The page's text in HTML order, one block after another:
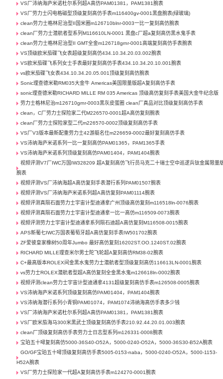
VS厂沛纳海庐米诺杜尔系列超A高仿PAM01381，PAM1381腕表
VS厂劳力士闪电格磁型顶级复刻高仿手表m116400gv-0001黑盘腕表(绿玻璃)
clean劳力士格林尼治型II国米圈m126710blnr-0003一比一复刻高仿腕表
clean厂劳力士潜航者型系列M116610LN-0001 黑盘c厂超a复刻高仿黑水鬼手表
clean劳力士格林尼治型II GMT全金m126718grnr-0001高端复刻高仿手表腕表
VS顶级欧米茄碟飞女表超级复刻高仿434.10.34.20.03.002腕表
VS欧米茄碟飞系列女士手表最好复刻高仿手表434.10.34.20.10.001腕表
vs欧米茄碟飞女表434.10.34.20.05.001顶级复刻高仿腕表
Sonic理查德米勒RM035大金牛 Americas美国限量版超A复刻高仿手表
sonic理查德米勒RICHARD MILLE RM 035 Americas 顶级高仿复刻手表美国大金牛纪念版
劳力士格林尼治m126710grnr-0003黑灰皮蛋圈 clean厂真品对比顶级复刻高仿手表
clean，C厂劳力士探险家二代M226570-0001超A高仿复刻腕表
clean厂劳力士探险家型二代m226570-0002顶级复刻高仿手表
VS厂V3版本最新配重劳力士42游艇名仕m226659-0002最好复刻高仿手表
VS沛纳海庐米诺系列一比一复刻高仿PAM01365，PAM1365手表
VS沛纳海庐米诺系列顶级复刻高仿PAM01404，PAM1404腕表
视频评测V7厂IWC万国IW328209 超A复刻高仿飞行员马克二十瑞士空中巡逻兵钛金属限量
腕表
视频评测VS厂沛纳海超A高仿复刻手表潜行系列PAM01507腕表
视频评测VS厂沛纳海庐米诺系列超A高仿复刻PAM01114腕表
视频评测真陨石面劳力士宇宙计型迪通拿广州顶级高仿复刻m116518ln-0076腕表
视频评测真陨石面劳力士宇宙计型迪通拿一比一高仿m116509-0073腕表
视频评测劳力士宇宙计型迪通拿系列陨石迪超A高仿复刻M116508-0015腕表
APS新葡七IWC万国表葡萄牙超A高仿复刻手表IW501702腕表
ZF爱彼皇家橡树50周年Jumbo 最好高仿复刻16202ST.OO.1240ST.02腕表
RICHARD MILLE理查米尔男士陀飞轮超A复刻高仿RM38-02腕表
C+最高版本ROLEX间金黑水鬼劳力士潜航者型顶级复刻高仿116613LN-0001腕表
vs劳力士ROLEX潜航者型超A高仿复刻全金黑水鬼m126618ln-0002腕表
视频评测clean劳力士宇宙计型迪通拿4131超级复刻高仿手表m126508-0005腕表
VS沛纳海庐米诺系列顶级复刻高仿PAM01404，PAM1404腕表
VS沛纳海潜行系列小青铜PAM01074，PAM1074沛纳海高仿手表多少钱
VS厂沛纳海庐米诺杜尔系列超A高仿PAM01381，PAM1381腕表
VS厂欧米茄海马300米黑武士顶级复刻高仿手表210.92.44.20.01.003腕表
clean厂顶级复刻高仿手表劳力士日志型系列m126331-0008腕表
宝珀五十噚复刻高仿5000-36S40-O52A，5000-0240-O52A，5000-36S30-B52A腕表
GO/GF宝珀五十噚顶级复刻高仿手表5005-0153-naba，5000-0240-O52A，5000-1153-
H52A腕表
VS厂劳力士探险家一代超A复刻高仿手表m124270-0001腕表